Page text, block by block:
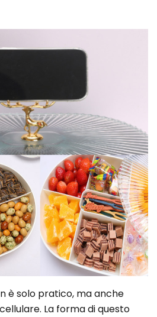
è solo pratico, ma anche
La forma di questo